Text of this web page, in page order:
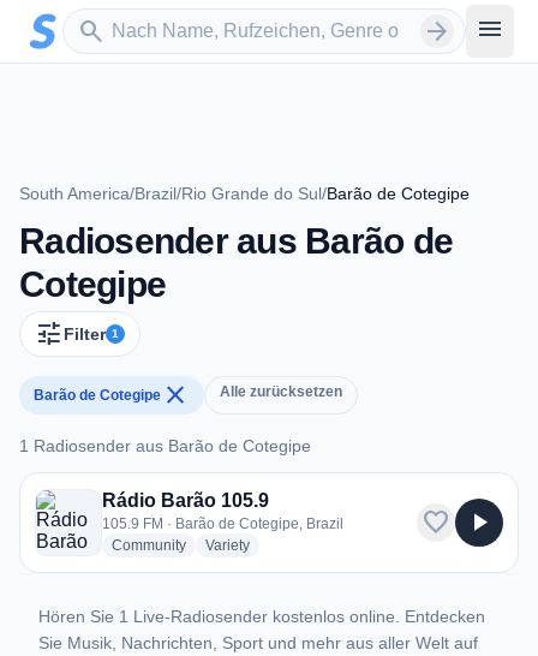
Zum Hauptinhalt springen
search
Sender suchen arrow_forward menu
South America/Brazil/Rio Grande do Sul/Barão de Cotegipe
Radiosender aus Barão de
Cotegipe
tune Filter 1
Barão de Cotegipe close Alle zurücksetzen
1 Radiosender aus Barão de Cotegipe
1 Radiosender aus Barão de Cotegipe
Rádio Barão 105.9
105.9 FM · Barão de Cotegipe, Brazil
Communityradio stations
Varietyradio stations
favorite play_arrow
Hören Sie 1 Live-Radiosender kostenlos online. Entdecken
Sie Musik, Nachrichten, Sport und mehr aus aller Welt auf